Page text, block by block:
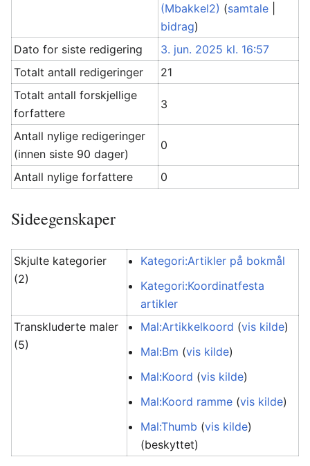
(Mbakkel2) (samtale
bidrag)
Dato for siste redigering
3. jun. 2025 kl. 16:57
Totalt antall redigeringer
21
Totalt antall forskjellige
forfattere
3
Antall nylige redigeringer
(innen siste 90 dager)
0
Antall nylige forfattere 0
Sideegenskaper
Skjulte kategorier
(2)
Kategori:Artikler på bokmål
Kategori:Koordinatfesta
artikler
Transkluderte maler
(5)
Mal:Artikkelkoord (vis kilde)
Mal:Bm (vis kilde)
Mal:Koord (vis kilde)
Mal:Koord ramme (vis kilde)
Mal:Thumb (vis kilde)
(beskyttet)